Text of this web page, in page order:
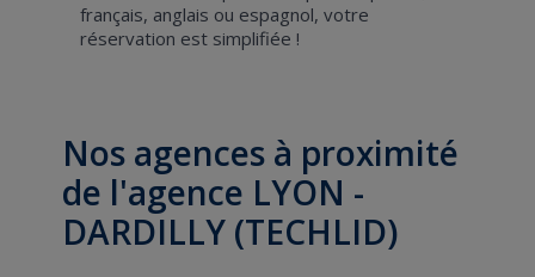
français, anglais ou espagnol, votre
réservation est simplifiée !
Nos agences à proximité
de l'agence LYON -
DARDILLY (TECHLID)